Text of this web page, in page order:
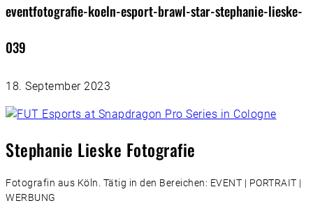
eventfotografie-koeln-esport-brawl-star-stephanie-lieske-
039
18. September 2023
Stephanie Lieske Fotografie
Fotografin aus Köln. Tätig in den Bereichen: EVENT | PORTRAIT |
WERBUNG